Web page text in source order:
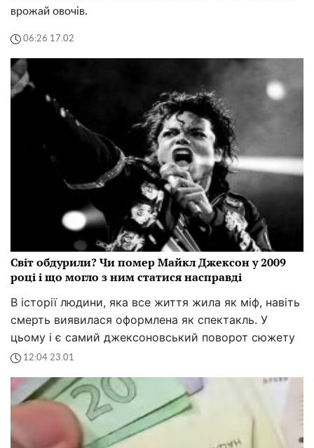
врожай овочів.
06:26 17.02
Світ обдурили? Чи помер Майкл Джексон у 2009
році і що могло з ним статися насправді
В історії людини, яка все життя жила як міф, навіть
смерть виявилася оформлена як спектакль. У
цьому і є самий джексоновський поворот сюжету
12:04 23.01